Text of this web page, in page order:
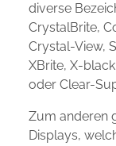
diverse
CrystalBrite,
Crystal-View,
XBrite, X-
oder Clear-
Zum anderen
Displays,